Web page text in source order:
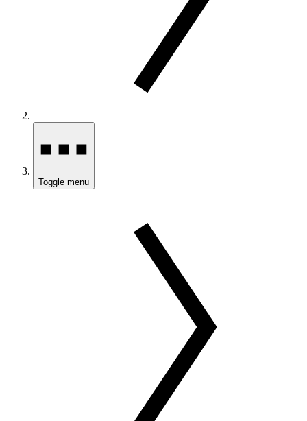
Toggle menu